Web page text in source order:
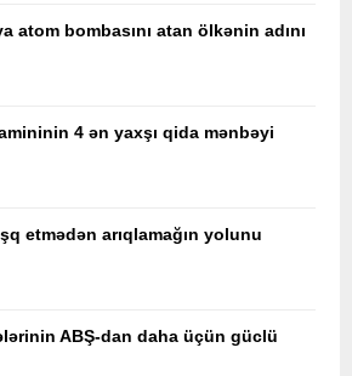
atom bombasını atan ölkənin adını
4 ən yaxşı qida mənbəyi
etmədən arıqlamağın yolunu
ABŞ-dan daha üçün güclü